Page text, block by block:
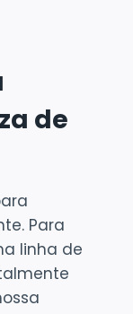
de
Para
linha de